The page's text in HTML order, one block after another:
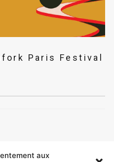
aux
Paris Festival